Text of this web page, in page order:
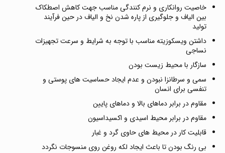
خاصیت روانکاری و نرم کنندگی مناسب جهت کاهش اصطکاک
بین الیاف و جلوگیری از پاره شدن نخ و الیاف در حین فرآیند
تولید
داشتن ویسکوزیته مناسب با توجه به شرایط و سرعت تجهیزات
نساجی
سازگار با محیط زیست بودن
سمی و سرطانزا نبودن و عدم ایجاد حساسیت های پوستی و
تنفسی برای انسان
مقاوم در برابر دماهای بالا و دماهای پایین
مقاوم در برابر محیط اسیدی و اکسیداسیون
قابلیت کار در محیط های حاوی گرد و غبار
بی رنگ بودن تا باعث ایجاد لکه روغن روی منسوجات نگردد